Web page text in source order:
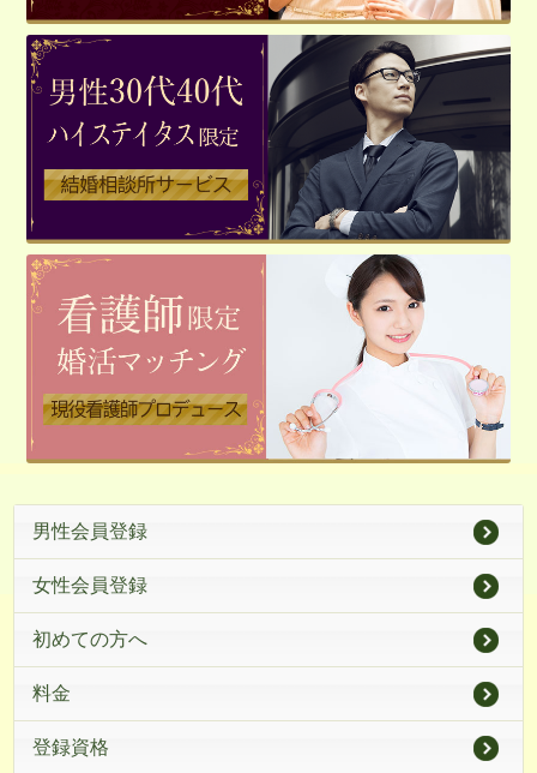
男性会員登録
女性会員登録
初めての方へ
料金
登録資格